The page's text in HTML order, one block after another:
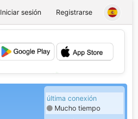
Iniciar sesión Registrarse
💕
última conexión
Mucho tiempo